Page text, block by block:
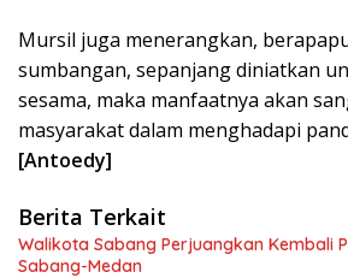
Mursil juga menerangkan,
sumbangan, sepanjang diniatkan
sesama, maka manfaatnya akan
masyarakat dalam menghadapi
[Antoedy]
Berita Terkait
Walikota Sabang Perjuangkan Kembali
Sabang-Medan